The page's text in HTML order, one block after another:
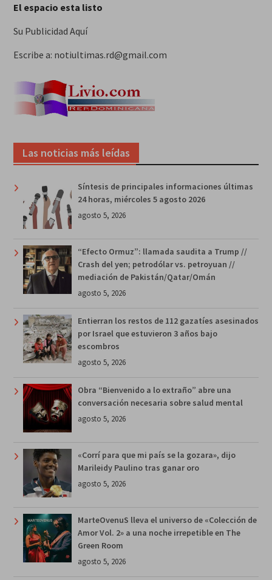
El espacio esta listo
Su Publicidad Aquí
Escribe a: notiultimas.rd@gmail.com
Las noticias más leídas
Síntesis de principales informaciones últimas
24 horas, miércoles 5 agosto 2026
agosto 5, 2026
“Efecto Ormuz”: llamada saudita a Trump //
Crash del yen; petrodólar vs. petroyuan //
mediación de Pakistán/Qatar/Omán
agosto 5, 2026
Entierran los restos de 112 gazatíes asesinados
por Israel que estuvieron 3 años bajo
escombros
agosto 5, 2026
Obra “Bienvenido a lo extraño” abre una
conversación necesaria sobre salud mental
agosto 5, 2026
«Corrí para que mi país se la gozara», dijo
Marileidy Paulino tras ganar oro
agosto 5, 2026
MarteOvenuS lleva el universo de «Colección de
Amor Vol. 2» a una noche irrepetible en The
Green Room
agosto 5, 2026